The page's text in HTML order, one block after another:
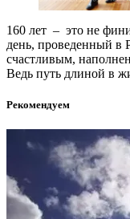
160 лет – это не
день, проведенный в
счастливым,
Ведь путь длиной в
Рекомендуем